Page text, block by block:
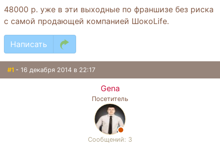
48000 р. уже в эти выходные по франшизе без риска
с самой продающей компанией ШокоLife.
Написать
#1 - 16 декабря 2014 в 22:17
Gena
Посетитель
Сообщений: 3